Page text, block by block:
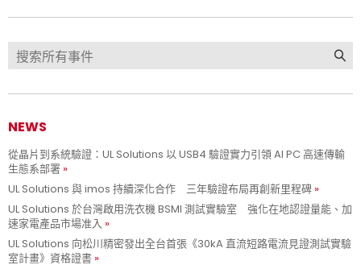
NEWS
從晶片到系統驗證：UL Solutions 以 USB4 驗證實力引領 AI PC 高速傳輸
生態系部署
UL Solutions 與 imos 持續深化合作 三年驗證布局再創新里程碑
UL Solutions 於台灣啟用洗衣機 BSMI 測試實驗室 強化在地認證量能、加
速家電產品市場准入
UL Solutions 向松川精密發出全台首張《30kA 直流短路電流見證測試實驗
室計畫》資格證書